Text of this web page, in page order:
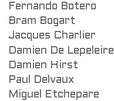
Fernando Botero
Bram Bogart
Jacques Charlier
Damien De Lepeleire
Damien Hirst
Paul Delvaux
Miguel Etchepare